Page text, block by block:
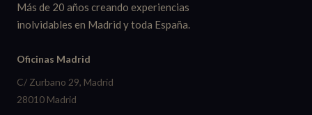
Más de 20 años creando experiencias
inolvidables en Madrid y toda España.
Oficinas Madrid
C/ Zurbano 29, Madrid
28010 Madrid